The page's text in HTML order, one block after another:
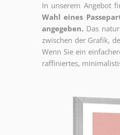
In unserem Angebot
Wahl eines
angegeben. Das
zwischen der Grafik,
Wenn Sie ein
raffiniertes,